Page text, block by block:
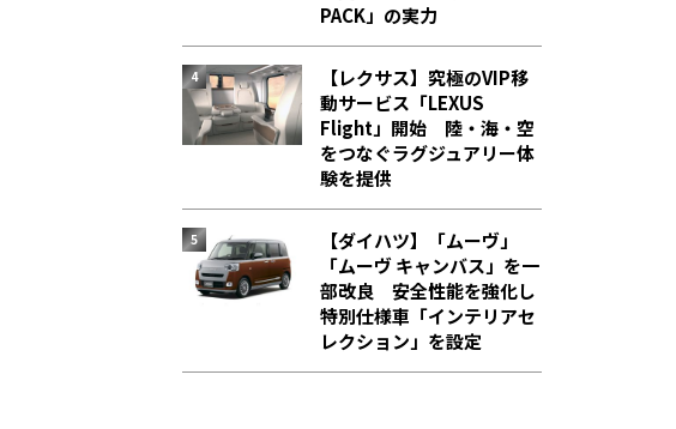
PACK」の実力
【レクサス】究極のVIP移
動サービス「LEXUS
Flight」開始 陸・海・空
をつなぐラグジュアリー体
験を提供
【ダイハツ】「ムーヴ」
「ムーヴ キャンバス」を一
部改良 安全性能を強化し
特別仕様車「インテリアセ
レクション」を設定